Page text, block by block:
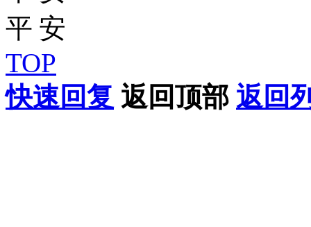
TOP
快速回复 返回顶部 返回